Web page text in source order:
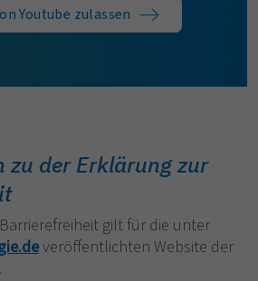
Youtube zulassen
der Erklärung zur
gilt für die unter
veröffentlichten Website der